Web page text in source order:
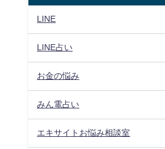
LINE
LINE占い
お金の悩み
みん電占い
エキサイトお悩み相談室